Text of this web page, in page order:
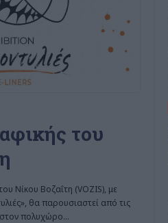
του
Νίκου Βοζαΐτη (VOZIS), με
θα παρουσιαστεί από τις
στον πολυχώρο…